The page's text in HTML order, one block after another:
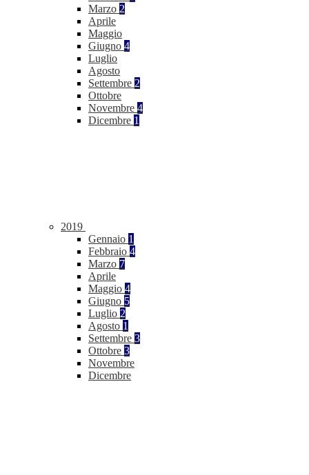
Marzo 2
Aprile
Maggio
Giugno 4
Luglio
Agosto
Settembre 2
Ottobre
Novembre 4
Dicembre 1
2019
Gennaio 1
Febbraio 4
Marzo 7
Aprile
Maggio 4
Giugno 5
Luglio 2
Agosto 1
Settembre 3
Ottobre 3
Novembre
Dicembre